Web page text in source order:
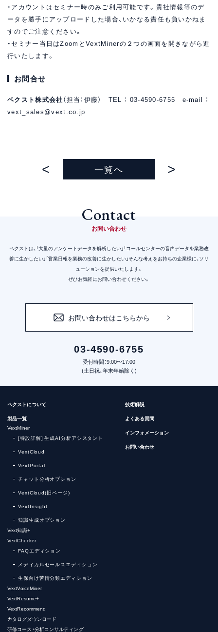
・アカウントはセミナー時のみご利用可能です。貴社情報等のデ
ータを勝手にアップロードした場合、いかなる責任も負いかねま
すのでご注意ください。
・セミナー当日はZoomとVextMinerの２つの画面を開きながら進
行いたします。
お問合せ
ベクスト株式会社（担当：伊藤） TEL ： 03-4590-6755 e-mail ：
vext_sales@vext.co.jp
一覧へ
Contact
お問い合わせ
ベクストは、「大量のアンケートデータを解析したい」「コールセンターの音声データを業務改
善に生かしたい」 「営業日報を業務の改善に生かしたい」そんな考えをお持ちの企業様に、ソリ
ューションを提供いたします。
ぜひお気軽にお問い合わせください。
お問い合わせはこちらから
03-4590-6755
受付時間：9:00〜17:00
(土日祝、年末年始除く)
ベクストについて
製品一覧
VextMiner
[特設詳解] 生成AI分析アシスタント
VextCloud
VextPortal
チャット分析オプション
VextCloud(旧ページ)
VextInsight
知識生成オプション
Vext知識+
VextChecker
FAQエディション
メディカルセールスエディション
生保向け苦情分類エディション
VextVoiceMiner
VextResume+
VextRecommend
カタログダウンロード
研修コース・分析コンサルティング
技術解説
よくある質問
インフォメーション
お問い合わせ